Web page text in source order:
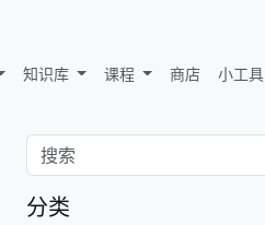
知识库 课程 商店 小工具
分类